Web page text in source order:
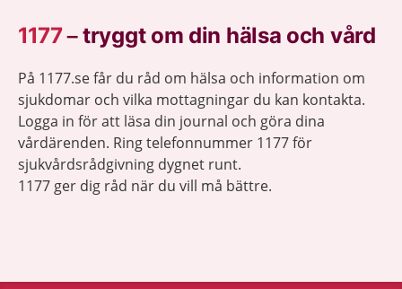
1177–tryggt om din hälsa och vård
På 1177.se får du råd om hälsa och information om
sjukdomar och vilka mottagningar du kan kontakta.
Logga in för att läsa din journal och göra dina
vårdärenden. Ring telefonnummer 1177 för
sjukvårdsrådgivning dygnet runt.
1177 ger dig råd när du vill må bättre.